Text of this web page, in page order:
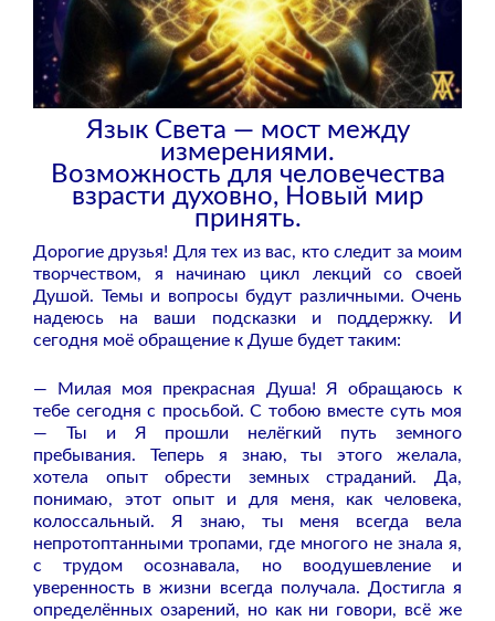
Язык Света — мост между
измерениями.
Возможность для человечества
взрасти духовно, Новый мир
принять.
Дорогие друзья! Для тех из вас, кто следит за моим
творчеством, я начинаю цикл лекций со своей
Душой. Темы и вопросы будут различными. Очень
надеюсь на ваши подсказки и поддержку. И
сегодня моё обращение к Душе будет таким:
— Милая моя прекрасная Душа! Я обращаюсь к
тебе сегодня с просьбой. С тобою вместе суть моя
— Ты и Я прошли нелёгкий путь земного
пребывания. Теперь я знаю, ты этого желала,
хотела опыт обрести земных страданий. Да,
понимаю, этот опыт и для меня, как человека,
колоссальный. Я знаю, ты меня всегда вела
непротоптанными тропами, где многого не знала я,
с трудом осознавала, но воодушевление и
уверенность в жизни всегда получала. Достигла я
определённых озарений, но как ни говори, всё же